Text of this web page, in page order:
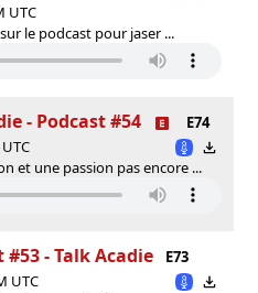
UTC
le podcast pour jaser ...
- Podcast #54
E74
et une passion pas encore ...
#53 - Talk Acadie
E73
UTC